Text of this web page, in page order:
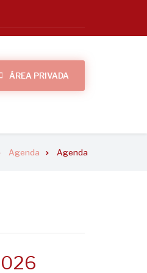
ÁREA PRIVADA
Agenda Agenda